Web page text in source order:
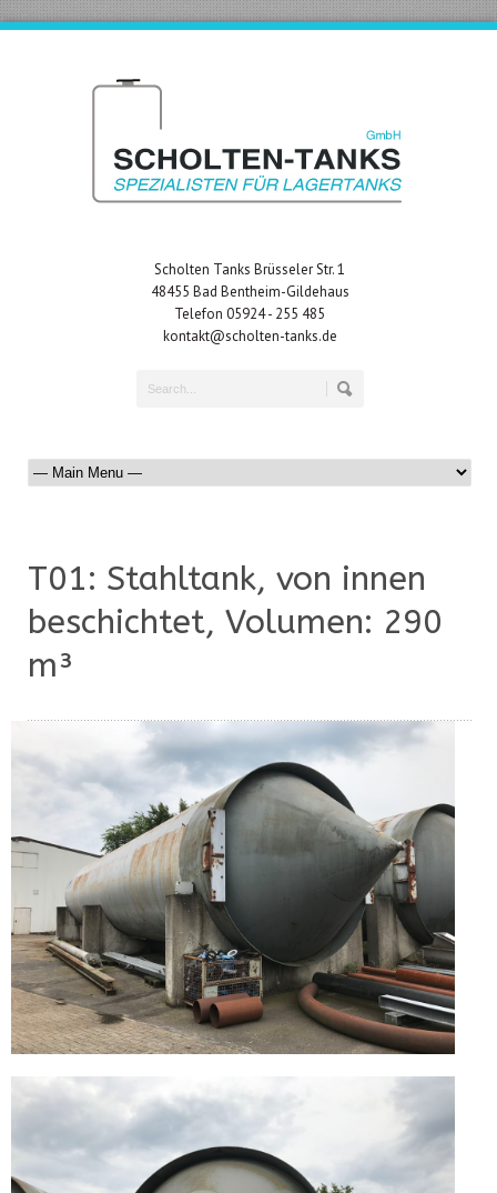
Scholten Tanks Brüsseler Str. 1
48455 Bad Bentheim-Gildehaus
Telefon 05924 - 255 485
kontakt@scholten-tanks.de
T01: Stahltank, von innen
beschichtet, Volumen: 290
m³